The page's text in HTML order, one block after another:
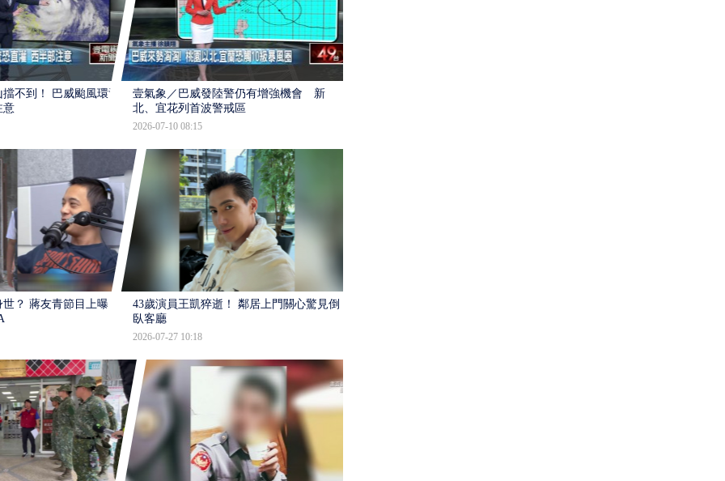
不到！ 巴威颱風環流
意
壹氣象／巴威發陸警仍有增強機會 新
北、宜花列首波警戒區
2026-07-10 08:15
？ 蔣友青節目上曝：
43歲演員王凱猝逝！ 鄰居上門關心驚見倒
臥客廳
2026-07-27 10:18